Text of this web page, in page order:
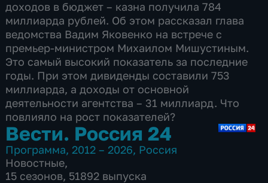
доходов в бюджет – казна получила 784
миллиарда рублей. Об этом рассказал глава
ведомства Вадим Яковенко на встрече с
премьер-министром Михаилом Мишустиным.
Это самый высокий показатель за последние
годы. При этом дивиденды составили 753
миллиарда, а доходы от основной
деятельности агентства – 31 миллиард. Что
повлияло на рост показателей?
Вести. Россия 24
Программа, 2012 – 2026, Россия
Новостные,
15 сезонов, 51892 выпуска